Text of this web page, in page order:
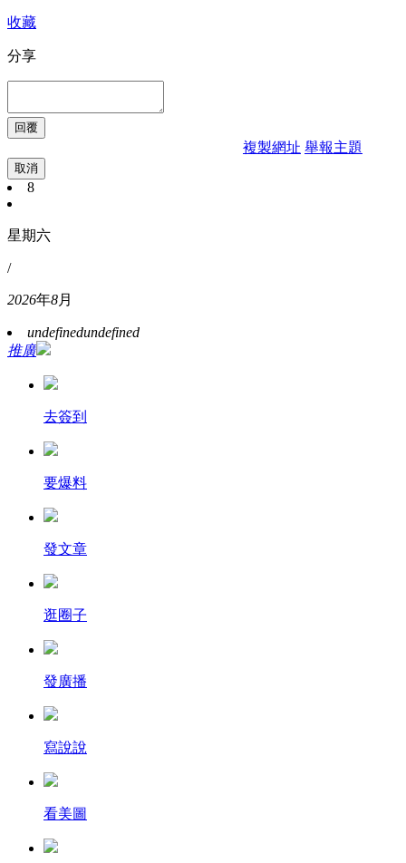
收藏
分享
複製網址 舉報主題
取消
8
星期六
/
2026年8月
undefinedundefined
推廣
去簽到
要爆料
發文章
逛圈子
發廣播
寫說說
看美圖